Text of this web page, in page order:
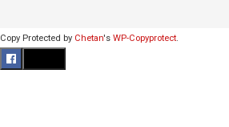
Copy Protected by Chetan's WP-Copyprotect.